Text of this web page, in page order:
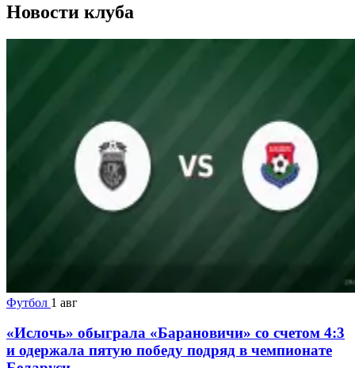
Новости клуба
Футбол 1 авг
«Ислочь» обыграла «Барановичи» со счетом 4:3
и одержала пятую победу подряд в чемпионате